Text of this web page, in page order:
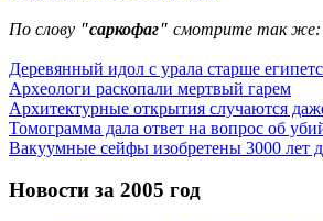
По слову "саркофаг" смотрите так же:
Деревянный идол с урала старше
Археологи раскопали мертвый гарем
Архитектурные открытия случаются
Томограмма дала ответ на вопрос об
Вакуумные сейфы изобретены 3000 лет
Новости за 2005 год